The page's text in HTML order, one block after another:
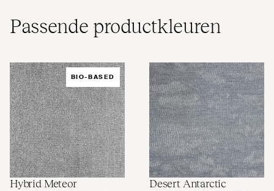
Passende pro­duct­kleuren
BIO-BASED
Hybrid Meteor Desert Antarctic